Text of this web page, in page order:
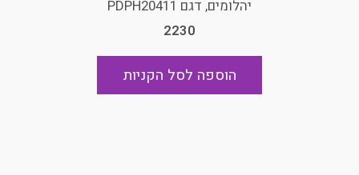
יהלומים, דגם PDPH20411
2230
הוספה לסל הקניות